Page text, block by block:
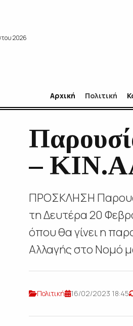
2026
Αρχική Πολιτική
–
ΠΡΟΣΚΛΗΣΗ
τη Δευτέρα 20
όπου θα γίνει η
Αλλαγής στο Νομό
Πολιτική 16/02/2023 18:45